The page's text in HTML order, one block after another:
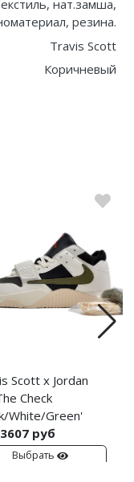
нат.замша,
резина.
Travis Scott
Коричневый
Scott x Jordan
Check
White/Green'
руб
Выбрать